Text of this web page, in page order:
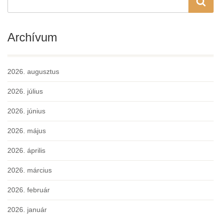
Archívum
2026. augusztus
2026. július
2026. június
2026. május
2026. április
2026. március
2026. február
2026. január